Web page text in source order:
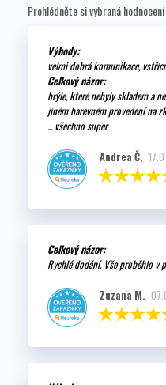
Prohlédněte si vybraná
Výhody:
velmi dobrá komunikace,
Celkový názor:
brýle, které nebyly skladem a
jiném barevném provedení na
... všechno super
Andrea Č.
Celkový názor:
Rychlé dodání. Vše proběhlo v
Zuzana M.